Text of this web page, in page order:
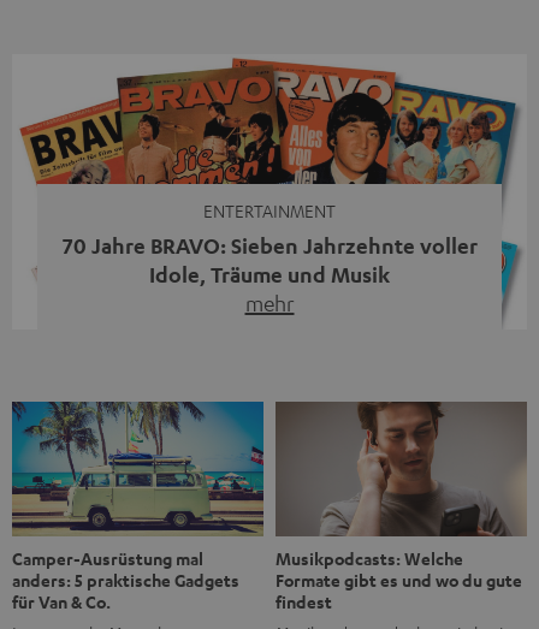
Streaming-System vereint hochwertige HiFi-Technik,
moderne Streaming-Funktionen und hohe Flexibilität in
einem einzigen Gerät – und zeigt, dass man für großen
Sound heute keine klassische HiFi-Anlage mehr braucht.
ENTERTAINMENT
70 Jahre BRAVO: Sieben Jahrzehnte voller
Idole, Träume und Musik
mehr
1956 begleitet das Magazin Jugendliche durch Rock und
Pop, kleine Schwärmereien und große Fragen. Zum 70.
Jubiläum werfen wir einen Blick zurück. Vom Filmheft zur
Jugendmarke: Wie die BRAVO ihren Ton fand Als die […]
Camper-Ausrüstung mal
anders: 5 praktische Gadgets
für Van & Co.
Musikpodcasts: Welche
Formate gibt es und wo du gute
findest